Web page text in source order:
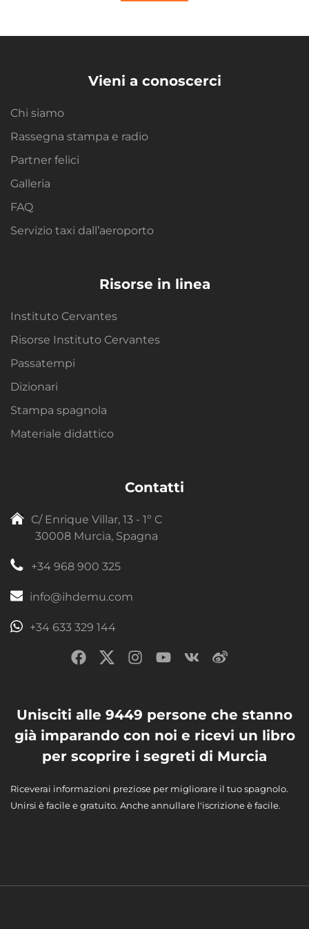
Vieni a conoscerci
Chi siamo
Rassegna stampa e radio
Partner felici
Galleria
FAQ
Servizio taxi dall’aeroporto
Risorse in linea
Instituto Cervantes
Risorse Instituto Cervantes
Passatempi
Dizionari
Stampa spagnola
Materiale didattico
Contatti
C/ Enrique Villar, 13 - 1º C
30008 Murcia, Spagna
+34 968 900 325
info@ihdemu.com
+34 633 329 144
Unisciti alle 9449 persone che stanno
già imparando con noi e ricevi un libro
per scoprire i segreti di Murcia
Riceverai informazioni preziose per migliorare il tuo spagnolo.
Unirsi è facile e gratuito. Anche annullare l'iscrizione è facile.